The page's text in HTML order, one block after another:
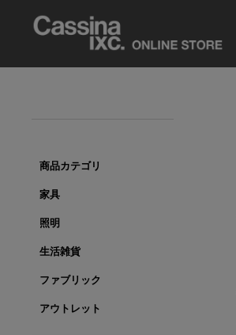
商品カテゴリ
家具
照明
生活雑貨
ファブリック
アウトレット